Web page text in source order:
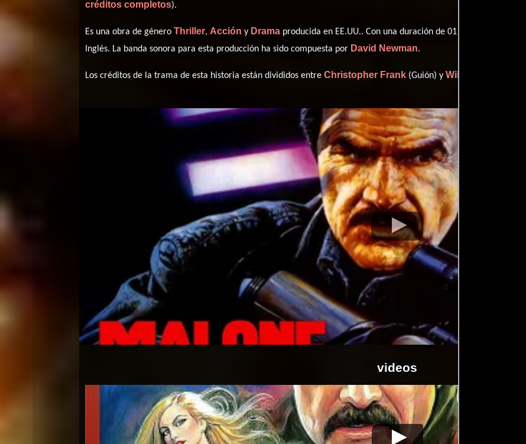
créditos completos).
Es una obra de género Thriller,Acción y Drama producida en EE.UU.. Con una duración de 01 hr 32 min (92
Inglés. La banda sonora para esta producción ha sido compuesta por David Newman.
Los créditos de la trama de esta historia están divididos entreChristopher Frank (Guión) yWilliam P. Wingate
videos
Malone Video de la película Malone 1987-05-01